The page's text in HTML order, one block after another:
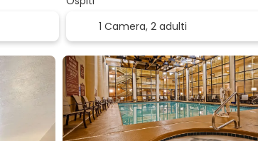
1 Camera, 2 adulti